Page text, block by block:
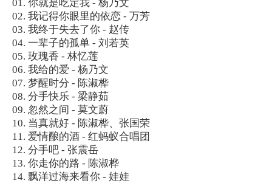
01. 你就是吃定我 - 杨乃文
02. 我记得你眼里的依恋 - 万芳
03. 我终于失去了你 - 赵传
04. 一辈子的孤单 - 刘若英
05. 玫瑰香 - 林忆莲
06. 我给的爱 - 杨乃文
07. 梦醒时分 - 陈淑桦
08. 分手快乐 - 梁静茹
09. 忽然之间 - 莫文蔚
10. 当真就好 - 陈淑桦、张国荣
11. 爱情酿的酒 - 红蚂蚁合唱团
12. 分手吧 - 张震岳
13. 你走你的路 - 陈淑桦
14. 飘洋过海来看你 - 娃娃